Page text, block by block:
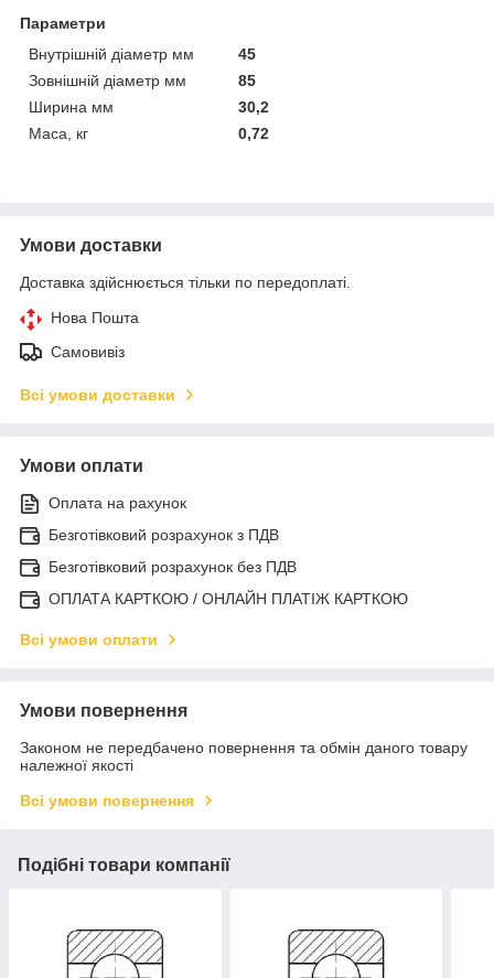
Параметри
Внутрішній діаметр мм
45
Зовнішній діаметр мм
85
Ширина мм
30,2
Маса, кг
0,72
Умови доставки
Доставка здійснюється тільки по передоплаті.
Нова Пошта
Самовивіз
Всі умови доставки
Умови оплати
Оплата на рахунок
Безготівковий розрахунок з ПДВ
Безготівковий розрахунок без ПДВ
ОПЛАТА КАРТКОЮ / ОНЛАЙН ПЛАТІЖ КАРТКОЮ
Всі умови оплати
Умови повернення
Законом не передбачено повернення та обмін даного товару
належної якості
Всі умови повернення
Подібні товари компанії